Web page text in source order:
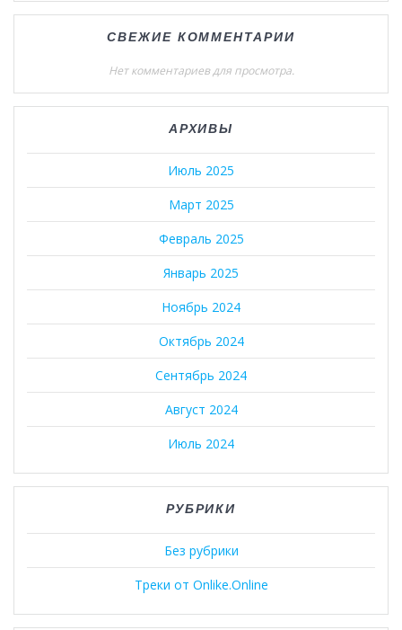
СВЕЖИЕ КОММЕНТАРИИ
Нет комментариев для просмотра.
АРХИВЫ
Июль 2025
Март 2025
Февраль 2025
Январь 2025
Ноябрь 2024
Октябрь 2024
Сентябрь 2024
Август 2024
Июль 2024
РУБРИКИ
Без рубрики
Треки от Onlike.Online